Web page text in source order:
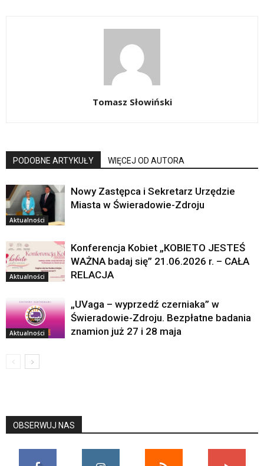
Tomasz Słowiński
PODOBNE ARTYKUŁY WIĘCEJ OD AUTORA
Aktualności
Nowy Zastępca i Sekretarz Urzędzie
Miasta w Świeradowie-Zdroju
Aktualności
Konferencja Kobiet „KOBIETO JESTEŚ
WAŻNA badaj się” 21.06.2026 r. – CAŁA
RELACJA
Aktualności
„UVaga – wyprzedź czerniaka” w
Świeradowie-Zdroju. Bezpłatne badania
znamion już 27 i 28 maja
OBSERWUJ NAS